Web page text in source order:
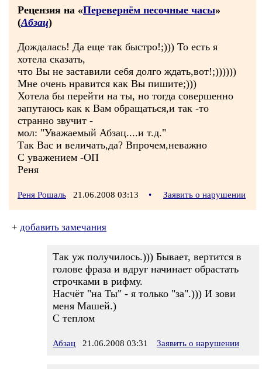
Рецензия на «Перевернём песочные часы»
(Абзац)
Дождалась! Да еще так быстро!;))) То есть я
хотела сказать,
что Вы не заставили себя долго ждать,вот!;))))))
Мне очень нравится как Вы пишите;)))
Хотела бы перейти на ты, но тогда совершенно
запутаюсь как к Вам обращаться,и так -то
странно звучит -
мол: "Уважаемый Абзац....и т.д."
Так Вас и величать,да? Впрочем,неважно
С уважением -ОП
Реня
Реня Рошаль 21.06.2008 03:13 • Заявить о нарушении
+ добавить замечания
Так уж получилось.))) Бывает, вертится в
голове фраза и вдруг начинает обрастать
строчками в рифму.
Насчёт "на Ты" - я только "за".))) И зови
меня Машей.)
С теплом
Абзац 21.06.2008 03:31 Заявить о нарушении